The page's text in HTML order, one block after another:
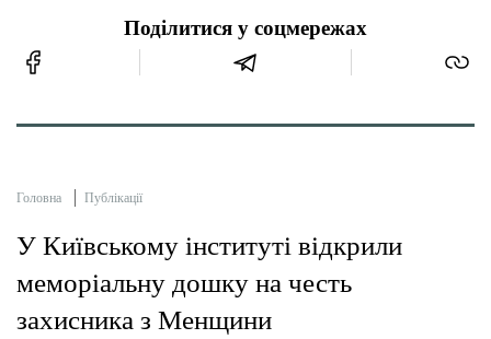
Поділитися у соцмережах
Головна Публікації
У Київському інституті відкрили
меморіальну дошку на честь
захисника з Менщини